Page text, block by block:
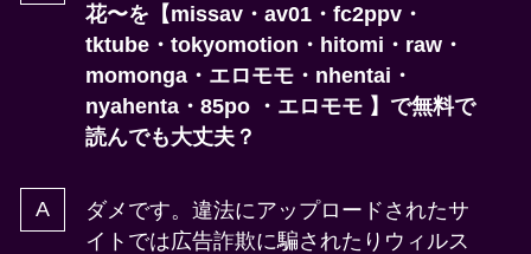
花〜を 【missav・av01・fc2ppv・
tktube・tokyomotion・hitomi・raw・
momonga・エロモモ・nhentai・
nyahenta・85po ・エロモモ 】 で無料で
読んでも大丈夫？
ダメです。違法にアップロードされたサ
イトでは広告詐欺に騙されたりウィルス